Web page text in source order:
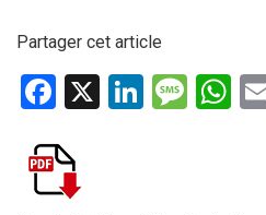
Partager cet article
F
ce
b
X
Li
M W